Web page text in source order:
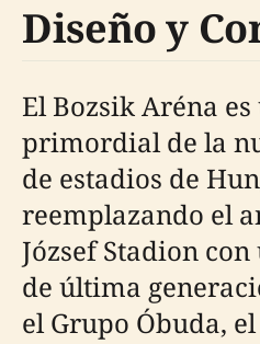
Diseño y
El Bozsik Aréna
primordial de la
de estadios de
reemplazando el
József Stadion
de última
el Grupo Óbuda,